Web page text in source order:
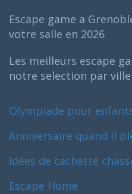
Escape game a
votre salle en 2026
Les meilleurs escape
notre selection par ville
Olympiade pour
Anniversaire quand il
Idées de cachette
Escape Home